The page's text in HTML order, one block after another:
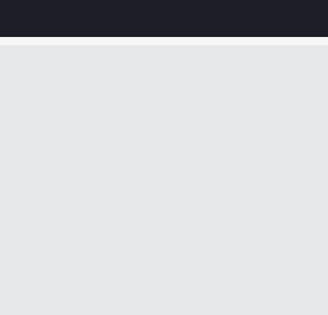
车目前是空的